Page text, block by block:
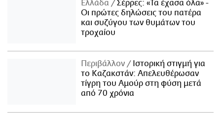
Ελλάδα
Σέρρες: «Τα έχασα όλα» -
Οι πρώτες δηλώσεις του πατέρα
και συζύγου των θυμάτων του
τροχαίου
Περιβάλλον
Ιστορική στιγμή για
το Καζακστάν: Απελευθέρωσαν
τίγρη του Αμούρ στη φύση μετά
από 70 χρόνια